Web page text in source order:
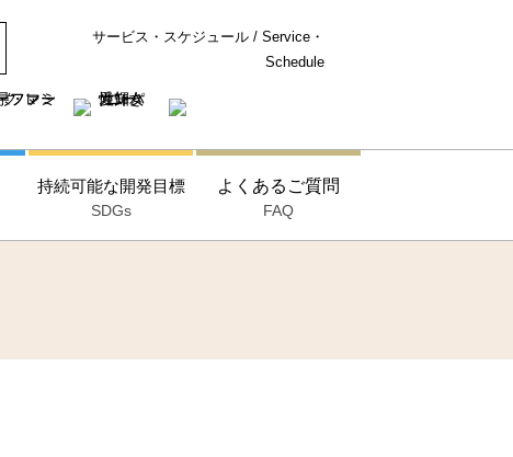
サービス・スケジュール / Service・
Schedule
持続可能な開発目標
SDGs
よくあるご質問
FAQ